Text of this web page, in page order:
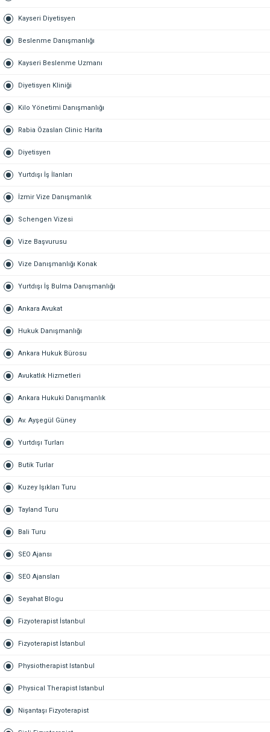
Kayseri Diyetisyen
Beslenme Danışmanlığı
Kayseri Beslenme Uzmanı
Diyetisyen Kliniği
Kilo Yönetimi Danışmanlığı
Rabia Özaslan Clinic Harita
Diyetisyen
Yurtdışı İş İlanları
İzmir Vize Danışmanlık
Schengen Vizesi
Vize Başvurusu
Vize Danışmanlığı Konak
Yurtdışı İş Bulma Danışmanlığı
Ankara Avukat
Hukuk Danışmanlığı
Ankara Hukuk Bürosu
Avukatlık Hizmetleri
Ankara Hukuki Danışmanlık
Av. Ayşegül Güney
Yurtdışı Turları
Butik Turlar
Kuzey Işıkları Turu
Tayland Turu
Bali Turu
SEO Ajansı
SEO Ajansları
Seyahat Blogu
Fizyoterapist İstanbul
Fizyoterapist İstanbul
Physiotherapist Istanbul
Physical Therapist Istanbul
Nişantaşı Fizyoterapist